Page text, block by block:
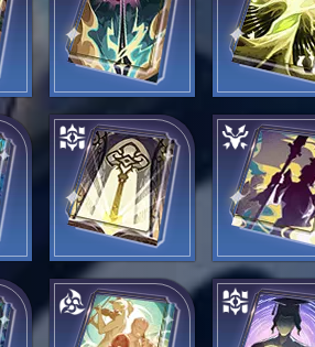
Выпущенная
стрела
Ключ от всех
дверей